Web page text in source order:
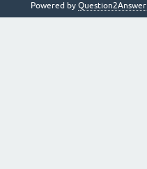
Powered by Question2Answer